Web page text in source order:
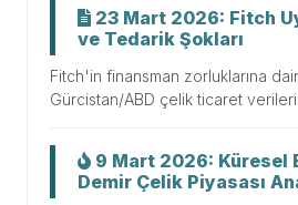
23 Mart 2026: Fitch
ve Tedarik Şokları
Fitch'in finansman zorluklarına
Gürcistan/ABD çelik ticaret
9 Mart 2026: Küresel
Demir Çelik Piyasası